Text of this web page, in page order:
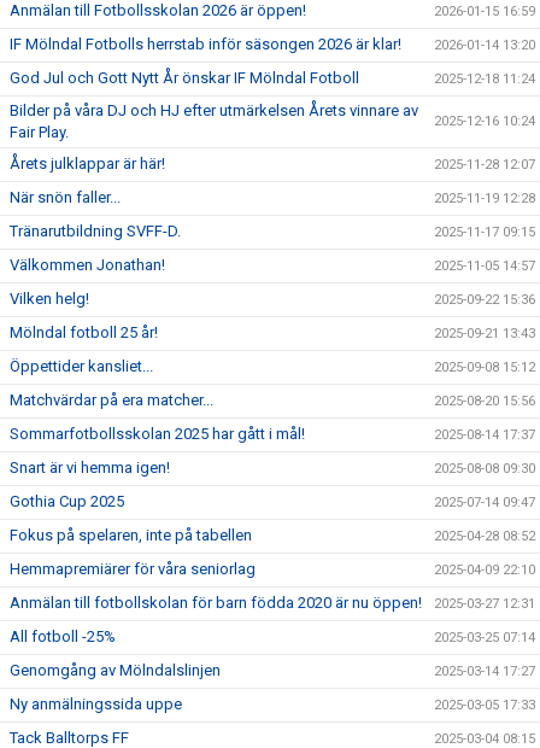
Anmälan till Fotbollsskolan 2026 är öppen! 2026-01-15 16:59
IF Mölndal Fotbolls herrstab inför säsongen 2026 är klar! 2026-01-14 13:20
God Jul och Gott Nytt År önskar IF Mölndal Fotboll 2025-12-18 11:24
Bilder på våra DJ och HJ efter utmärkelsen Årets vinnare av
Fair Play.
2025-12-16 10:24
Årets julklappar är här! 2025-11-28 12:07
När snön faller... 2025-11-19 12:28
Tränarutbildning SVFF-D. 2025-11-17 09:15
Välkommen Jonathan! 2025-11-05 14:57
Vilken helg! 2025-09-22 15:36
Mölndal fotboll 25 år! 2025-09-21 13:43
Öppettider kansliet... 2025-09-08 15:12
Matchvärdar på era matcher... 2025-08-20 15:56
Sommarfotbollsskolan 2025 har gått i mål! 2025-08-14 17:37
Snart är vi hemma igen! 2025-08-08 09:30
Gothia Cup 2025 2025-07-14 09:47
Fokus på spelaren, inte på tabellen 2025-04-28 08:52
Hemmapremiärer för våra seniorlag 2025-04-09 22:10
Anmälan till fotbollskolan för barn födda 2020 är nu öppen! 2025-03-27 12:31
All fotboll -25% 2025-03-25 07:14
Genomgång av Mölndalslinjen 2025-03-14 17:27
Ny anmälningssida uppe 2025-03-05 17:33
Tack Balltorps FF 2025-03-04 08:15